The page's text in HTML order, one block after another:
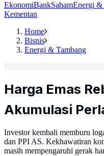
EkonomiBankSahamEnergi &
Kementan
Home
Bisnis
Energi & Tambang
Harga Emas
Akumulasi
Investor kembali memburu
dan PPI AS. Kekhawatiran
masih mempengaruhi gerak